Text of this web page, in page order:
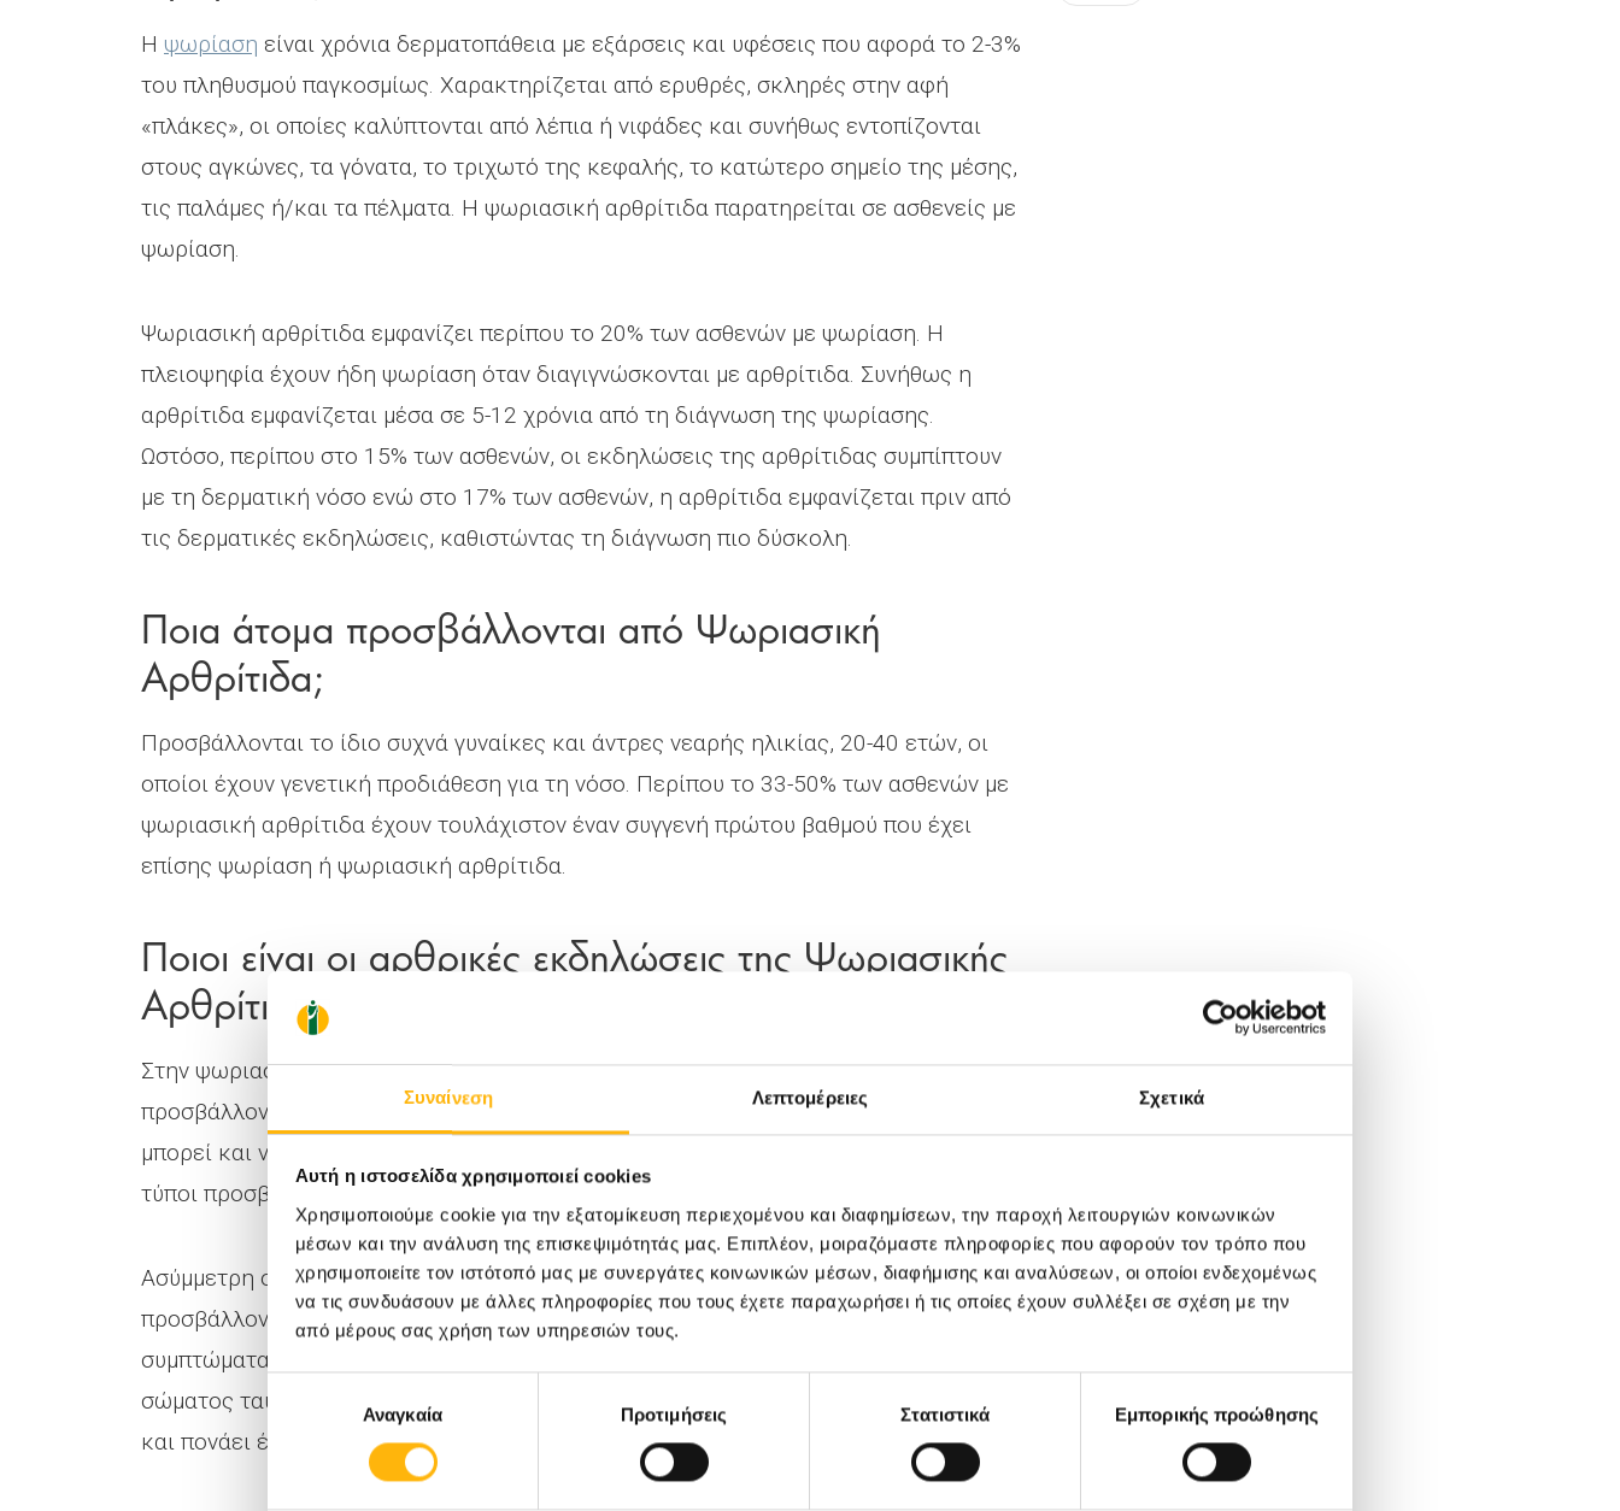
Συναίνεση Λεπτομέρειες Σχετικά
Αυτή η ιστοσελίδα χρησιμοποιεί cookies
Χρησιμοποιούμε cookie για την εξατομίκευση περιεχομένου και διαφημίσεων, την παροχή λειτουργιών κοινωνικών
μέσων και την ανάλυση της επισκεψιμότητάς μας. Επιπλέον, μοιραζόμαστε πληροφορίες που αφορούν τον τρόπο που
χρησιμοποιείτε τον ιστότοπό μας με συνεργάτες κοινωνικών μέσων, διαφήμισης και αναλύσεων, οι οποίοι ενδεχομένως
να τις συνδυάσουν με άλλες πληροφορίες που τους έχετε παραχωρήσει ή τις οποίες έχουν συλλέξει σε σχέση με την
από μέρους σας χρήση των υπηρεσιών τους.
συγκατάθεσηςΑναγκαία Προτιμήσεις Στατιστικά Εμπορικής προώθησης
Η ψωρίαση είναι χρόνια δερματοπάθεια με εξάρσεις και υφέσεις που αφορά το 2-3%
του πληθυσμού παγκοσμίως. Χαρακτηρίζεται από ερυθρές, σκληρές στην αφή
«πλάκες», οι οποίες καλύπτονται από λέπια ή νιφάδες και συνήθως εντοπίζονται
στους αγκώνες, τα γόνατα, το τριχωτό της κεφαλής, το κατώτερο σημείο της μέσης,
τις παλάμες ή/και τα πέλματα. Η ψωριασική αρθρίτιδα παρατηρείται σε ασθενείς με
ψωρίαση.
Ψωριασική αρθρίτιδα εμφανίζει περίπου το 20% των ασθενών με ψωρίαση. Η
πλειοψηφία έχουν ήδη ψωρίαση όταν διαγιγνώσκονται με αρθρίτιδα. Συνήθως η
αρθρίτιδα εμφανίζεται μέσα σε 5-12 χρόνια από τη διάγνωση της ψωρίασης.
Ωστόσο, περίπου στο 15% των ασθενών, οι εκδηλώσεις της αρθρίτιδας συμπίπτουν
με τη δερματική νόσο ενώ στο 17% των ασθενών, η αρθρίτιδα εμφανίζεται πριν από
τις δερματικές εκδηλώσεις, καθιστώντας τη διάγνωση πιο δύσκολη.
Ποια άτομα προσβάλλονται από Ψωριασική
Αρθρίτιδα;
Προσβάλλονται το ίδιο συχνά γυναίκες και άντρες νεαρής ηλικίας, 20-40 ετών, οι
οποίοι έχουν γενετική προδιάθεση για τη νόσο. Περίπου το 33-50% των ασθενών με
ψωριασική αρθρίτιδα έχουν τουλάχιστον έναν συγγενή πρώτου βαθμού που έχει
επίσης ψωρίαση ή ψωριασική αρθρίτιδα.
Ποιοι είναι οι αρθρικές εκδηλώσεις της Ψωριασικής
Αρθρίτιδας;
Στην ψωριασική αρθρίτιδα τα συμπτώματα ποικίλουν ανάλογα με τις αρθρώσεις που
προσβάλλονται. Ο τύπος της αρθρικής προσβολής διαφέρει σε κάθε ασθενή και
μπορεί και να εναλλάσσεται στον ίδιο ασθενή με την πάροδο του χρόνου. Κάποιοι
τύποι προσβολής μπορεί να συνυπάρχουν.
Ασύμμετρη ολιγοαρθρίτιδα: σε αυτόν τον τύπο ψωριασικής αρθρίτιδας
προσβάλλονται λιγότερες από πέντε μικρές ή μεγάλες αρθρώσεις και τα
συμπτώματα αρθρίτιδας δεν εμφανίζονται σε αρθρώσεις και στις δύο πλευρές του
σώματος ταυτόχρονα. Στον τύπο αυτόν ανήκει και η δακτυλίτιδα, όπου διογκώνεται
και πονάει ένα δάκτυλο χεριού ή ποδιού, το οποίο αποκτά τη μορφή «λουκάνικου».